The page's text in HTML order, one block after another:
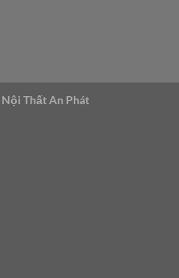
Nội Thất An Phát